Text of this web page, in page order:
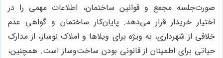
صورت‌جلسه مجمع و قوانین ساختمان، اطلاعات مهمی را در
اختیار خریدار قرار می‌دهد. پایان‌کار ساختمان و گواهی عدم
خلافی از شهرداری، به ویژه برای ویلاها و املاک نوساز، از مدارک
حیاتی برای اطمینان از قانونی بودن ساخت‌وساز است. همچنین،